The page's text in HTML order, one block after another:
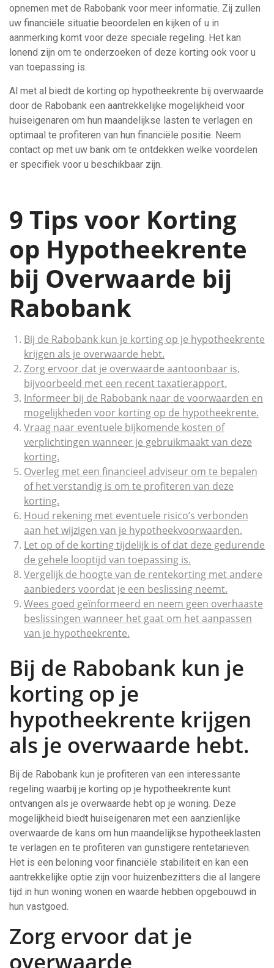
opnemen met de Rabobank voor meer informatie. Zij zullen
uw financiële situatie beoordelen en kijken of u in
aanmerking komt voor deze speciale regeling. Het kan
lonend zijn om te onderzoeken of deze korting ook voor u
van toepassing is.
Al met al biedt de korting op hypotheekrente bij overwaarde
door de Rabobank een aantrekkelijke mogelijkheid voor
huiseigenaren om hun maandelijkse lasten te verlagen en
optimaal te profiteren van hun financiële positie. Neem
contact op met uw bank om te ontdekken welke voordelen
er specifiek voor u beschikbaar zijn.
9 Tips voor Korting
op Hypotheekrente
bij Overwaarde bij
Rabobank
Bij de Rabobank kun je korting op je hypotheekrente
krijgen als je overwaarde hebt.
Zorg ervoor dat je overwaarde aantoonbaar is,
bijvoorbeeld met een recent taxatierapport.
Informeer bij de Rabobank naar de voorwaarden en
mogelijkheden voor korting op de hypotheekrente.
Vraag naar eventuele bijkomende kosten of
verplichtingen wanneer je gebruikmaakt van deze
korting.
Overleg met een financieel adviseur om te bepalen
of het verstandig is om te profiteren van deze
korting.
Houd rekening met eventuele risico’s verbonden
aan het wijzigen van je hypotheekvoorwaarden.
Let op of de korting tijdelijk is of dat deze gedurende
de gehele looptijd van toepassing is.
Vergelijk de hoogte van de rentekorting met andere
aanbieders voordat je een beslissing neemt.
Wees goed geïnformeerd en neem geen overhaaste
beslissingen wanneer het gaat om het aanpassen
van je hypotheekrente.
Bij de Rabobank kun je
korting op je
hypotheekrente krijgen
als je overwaarde hebt.
Bij de Rabobank kun je profiteren van een interessante
regeling waarbij je korting op je hypotheekrente kunt
ontvangen als je overwaarde hebt op je woning. Deze
mogelijkheid biedt huiseigenaren met een aanzienlijke
overwaarde de kans om hun maandelijkse hypotheeklasten
te verlagen en te profiteren van gunstigere rentetarieven.
Het is een beloning voor financiële stabiliteit en kan een
aantrekkelijke optie zijn voor huizenbezitters die al langere
tijd in hun woning wonen en waarde hebben opgebouwd in
hun vastgoed.
Zorg ervoor dat je
overwaarde